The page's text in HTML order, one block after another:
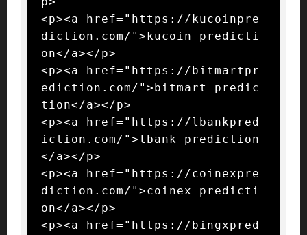
<p><a href="https://kucoinpre
diction.com/">kucoin predicti
on</a></p>
<p><a href="https://bitmartpr
ediction.com/">bitmart predic
tion</a></p>
<p><a href="https://lbankpred
iction.com/">lbank prediction
</a></p>
<p><a href="https://coinexpre
diction.com/">coinex predicti
on</a></p>
<p><a href="https://bingxpred